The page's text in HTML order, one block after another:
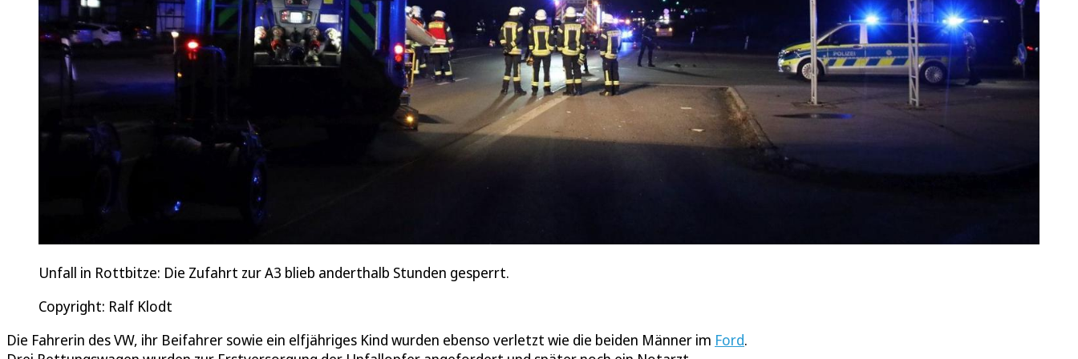
Unfall in Rottbitze: Die Zufahrt zur A3 blieb anderthalb Stunden gesperrt.
Copyright: Ralf Klodt
Die Fahrerin des VW, ihr Beifahrer sowie ein elfjähriges Kind wurden ebenso verletzt wie die beiden Männer im Ford.